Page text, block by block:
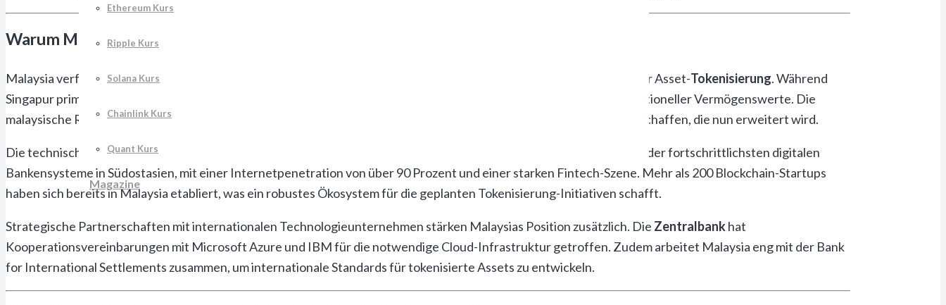
Ethereum Kurs
Ripple Kurs
Solana Kurs
Chainlink Kurs
Quant Kurs
Magazine
Warum Malaysia beim Wettlauf um digitale Vermögenswerte vorne mitspielt
Malaysia verfügt über entscheidende Vorteile gegenüber regionalen Konkurrenten wie Singapur und Hongkong in der Asset-Tokenisierung. Während
Singapur primär auf Krypto-Trading und Custody fokussiert, setzt Malaysia auf die systematische Digitalisierung traditioneller Vermögenswerte. Die
malaysische Regulierungsbehörde hat bereits 2019 mit dem Digital Asset Guidelines Framework eine solide Basis geschaffen, die nun erweitert wird.
Die technische Infrastruktur Malaysias ist für Blockchain-Anwendungen gut positioniert. Das Land verfügt über eine der fortschrittlichsten digitalen
Bankensysteme in Südostasien, mit einer Internetpenetration von über 90 Prozent und einer starken Fintech-Szene. Mehr als 200 Blockchain-Startups
haben sich bereits in Malaysia etabliert, was ein robustes Ökosystem für die geplanten Tokenisierung-Initiativen schafft.
Strategische Partnerschaften mit internationalen Technologieunternehmen stärken Malaysias Position zusätzlich. Die Zentralbankhat
Kooperationsvereinbarungen mit Microsoft Azure und IBM für die notwendige Cloud-Infrastruktur getroffen. Zudem arbeitet Malaysia eng mit der Bank
for International Settlements zusammen, um internationale Standards für tokenisierte Assets zu entwickeln.